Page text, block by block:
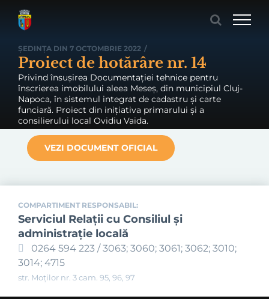
ȘEDINȚA DIN 7 OCTOMBRIE 2022 /
Proiect de hotărâre nr. 14
Privind însușirea Documentației tehnice pentru
înscrierea imobilului aleea Meseș, din municipiul Cluj-
Napoca, în sistemul integrat de cadastru și carte
funciară. Proiect din inițiativa primarului și a
consilierului local Ovidiu Vaida.
VEZI DOCUMENT OFICIAL
COMPARTIMENT RESPONSABIL:
Serviciul Relaţii cu Consiliul şi
administraţie locală
0264 594 223 / 3063; 3060; 3061; 3062; 3010;
3014; 4715
str. Moților nr. 3 cam. 95, 96, 97